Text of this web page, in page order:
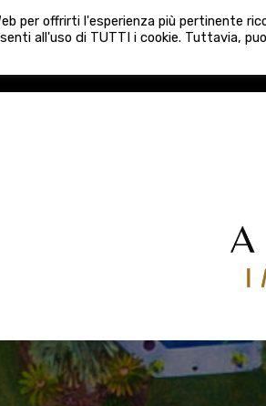
AGENZIA NUOVE
per offrirti l'esperienza più pertinente
all'uso di TUTTI i cookie. Tuttavia,